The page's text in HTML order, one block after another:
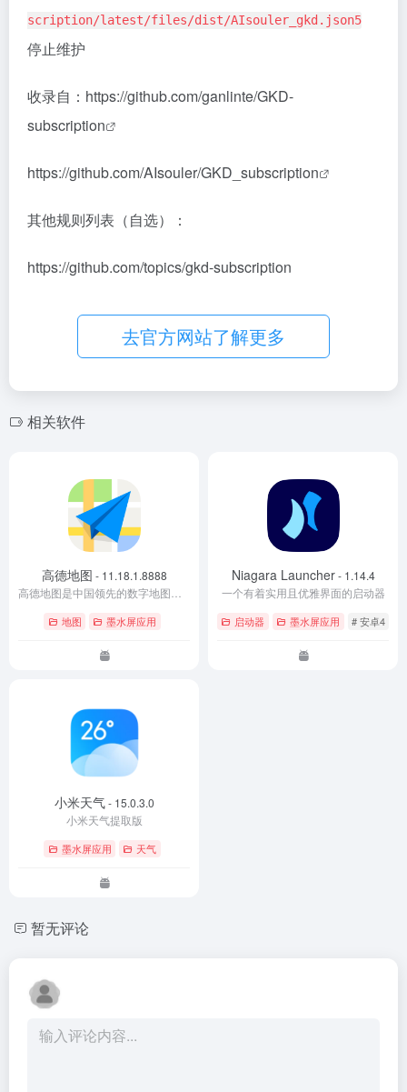
scription/latest/files/dist/AIsouler_gkd.json5
停止维护
收录自： https://github.com/ganlinte/GKD-
subscription
https://github.com/AIsouler/GKD_subscription
其他规则列表（自选）：
https://github.com/topics/gkd-subscription
去官方网站了解更多
相关软件
高德地图 - 11.18.1.8888
地图 墨水屏应用
Niagara Launcher- 1.14.4
一个有着实用且优雅界面的启动器
启动器 墨水屏应用 # 安卓4
小米天气- 15.0.3.0
小米天气提取版
墨水屏应用 天气
暂无评论